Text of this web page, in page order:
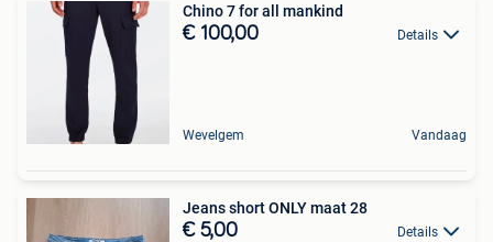
Chino 7 for all mankind
€ 100,00 Details
Wevelgem Vandaag
Jeans short ONLY maat 28
€ 5,00 Details